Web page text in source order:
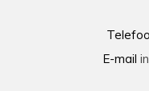
problemen
E-mail